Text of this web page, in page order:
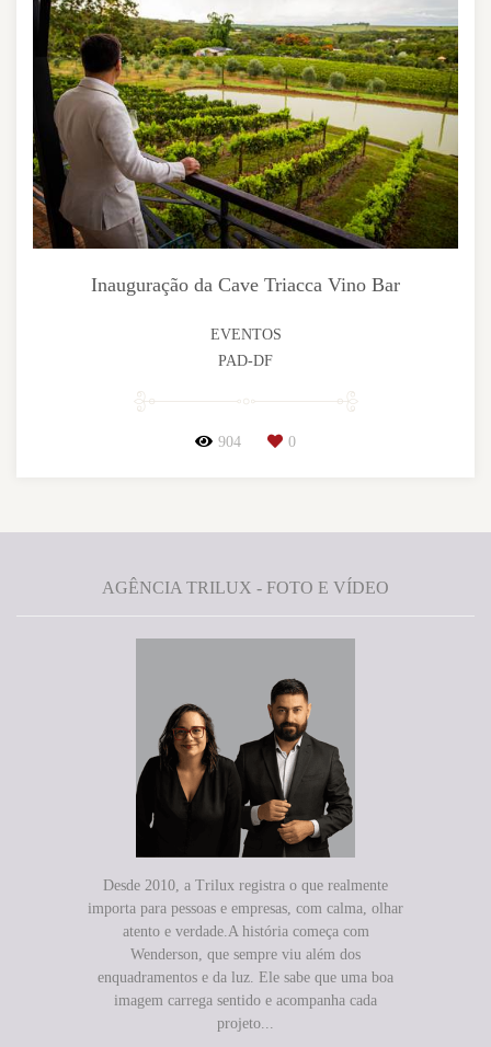
Inauguração da Cave Triacca Vino Bar
EVENTOS
PAD-DF
904 0
AGÊNCIA TRILUX - FOTO E VÍDEO
Desde 2010, a Trilux registra o que realmente
importa para pessoas e empresas, com calma, olhar
atento e verdade.A história começa com
Wenderson, que sempre viu além dos
enquadramentos e da luz. Ele sabe que uma boa
imagem carrega sentido e acompanha cada
projeto...